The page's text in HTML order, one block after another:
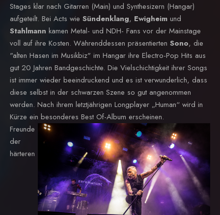
Stages klar nach Gitarren (Main) und Synthesizern (Hangar)
aufgeteilt. Bei Acts wie Sündenklang, Ewigheim und
Stahlmann kamen Metal- und NDH- Fans vor der Mainstage
voll auf ihre Kosten. Währenddessen präsentierten Sono, die
"alten Hasen im Musikbiz" im Hangar ihre Electro-Pop Hits aus
gut 20 Jahren Bandgeschichte. Die Vielschichtigkeit ihrer Songs
ist immer wieder beeindruckend und es ist verwunderlich, dass
diese selbst in der schwarzen Szene so gut angenommen
werden. Nach ihrem letztjährigen Longplayer „Human“ wird in
Kürze ein besonderes Best Of-Album erscheinen.
Freunde
der
härteren